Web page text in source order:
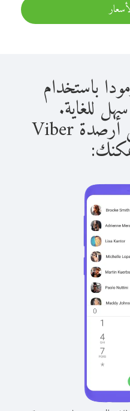
باستخدام
بمجرد حصولك على أرصدة Viber